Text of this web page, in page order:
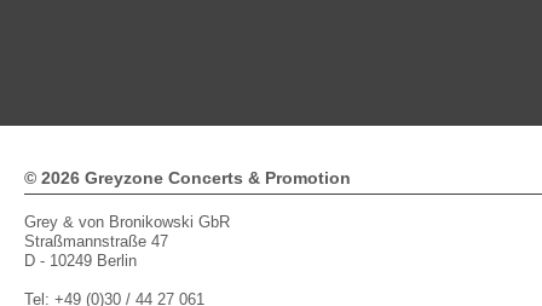
© 2026 Greyzone Concerts & Promotion
Grey & von Bronikowski GbR
Straßmannstraße 47
D - 10249 Berlin
Tel: +49 (0)30 / 44 27 061